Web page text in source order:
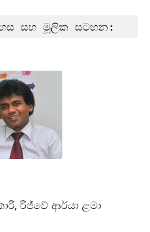
සහ මූලික සටහන:
රිජ්වේ ආර්යා ළමා